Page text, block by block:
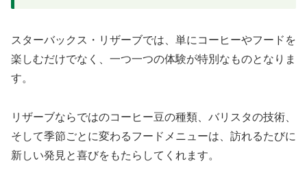
スターバックス・リザーブでは、単にコーヒーやフードを
楽しむだけでなく、一つ一つの体験が特別なものとなりま
す。
リザーブならではのコーヒー豆の種類、バリスタの技術、
そして季節ごとに変わるフードメニューは、訪れるたびに
新しい発見と喜びをもたらしてくれます。